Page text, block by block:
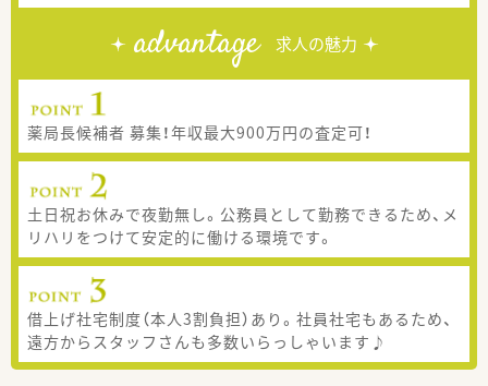
advantage 求人の魅力
薬局長候補者 募集！年収最大900万円の査定可！
土日祝お休みで夜勤無し。公務員として勤務できるため、メ
リハリをつけて安定的に働ける環境です。
借上げ社宅制度（本人3割負担）あり。社員社宅もあるため、
遠方からスタッフさんも多数いらっしゃいます♪